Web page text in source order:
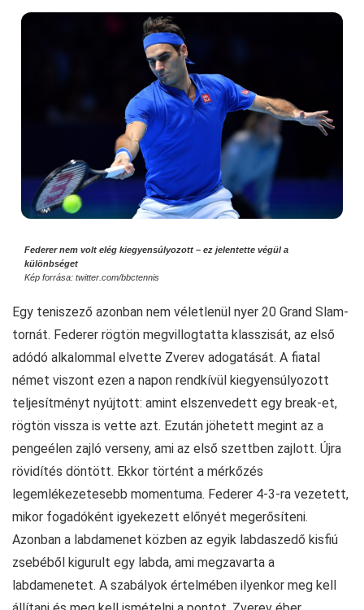
Federer nem volt elég kiegyensúlyozott – ez jelentette végül a
különbséget
Kép forrása: twitter.com/bbctennis
Egy teniszező azonban nem véletlenül nyer 20 Grand Slam-
tornát. Federer rögtön megvillogtatta klasszisát, az első
adódó alkalommal elvette Zverev adogatását. A fiatal
német viszont ezen a napon rendkívül kiegyensúlyozott
teljesítményt nyújtott: amint elszenvedett egy break-et,
rögtön vissza is vette azt. Ezután jöhetett megint az a
pengeélen zajló verseny, ami az első szettben zajlott. Újra
rövidítés döntött. Ekkor történt a mérkőzés
legemlékezetesebb momentuma. Federer 4-3-ra vezetett,
mikor fogadóként igyekezett előnyét megerősíteni.
Azonban a labdamenet közben az egyik labdaszedő kisfiú
zsebéből kigurult egy labda, ami megzavarta a
labdamenetet. A szabályok értelmében ilyenkor meg kell